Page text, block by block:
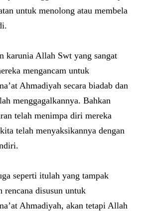
untuk menolong atau membela
karunia Allah Swt yang sangat
mengancam untuk
Ahmadiyah secara biadab dan
menggagalkannya. Bahkan
telah menimpa diri mereka
telah menyaksikannya dengan
seperti itulah yang tampak
rencana disusun untuk
Ahmadiyah, akan tetapi Allah